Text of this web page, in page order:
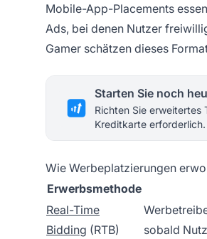
Mobile-App-Placements
Ads, bei denen Nutzer
Gamer schätzen dieses
Starten Sie noch
Richten Sie erweitertes
Kreditkarte erforderlich.
Wie Werbeplatzierungen
Erwerbsmethode
Real-Time
Bidding (RTB)
sobald